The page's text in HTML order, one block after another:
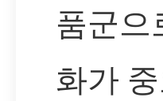
품군으
화가